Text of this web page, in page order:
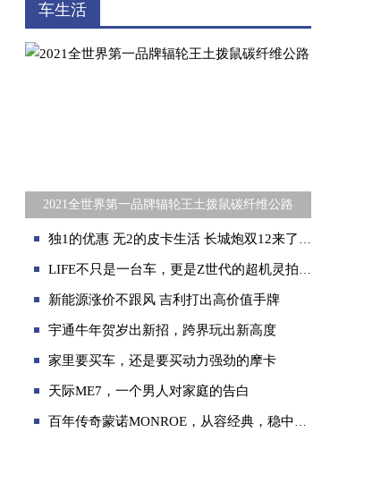
车生活
2021全世界第一品牌辐轮王土拨鼠碳纤维公路
独1的优惠 无2的皮卡生活 长城炮双12来了！
LIFE不只是一台车，更是Z世代的超机灵拍档
新能源涨价不跟风 吉利打出高价值手牌
宇通牛年贺岁出新招，跨界玩出新高度
家里要买车，还是要买动力强劲的摩卡
天际ME7，一个男人对家庭的告白
百年传奇蒙诺MONROE，从容经典，稳中求进